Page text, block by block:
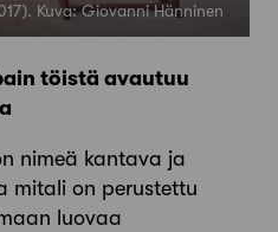
Kuva: Giovanni Hänninen
töistä avautuu
nimeä kantava ja
mitali on perustettu
luovaa